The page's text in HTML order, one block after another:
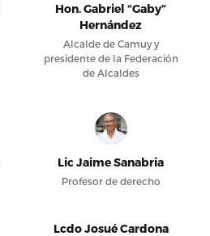
Hon. Gabriel “Gaby”
Hernández
Alcalde de Camuy y
presidente de la Federación
de Alcaldes
Lic Jaime Sanabria
Profesor de derecho
Lcdo Josué Cardona